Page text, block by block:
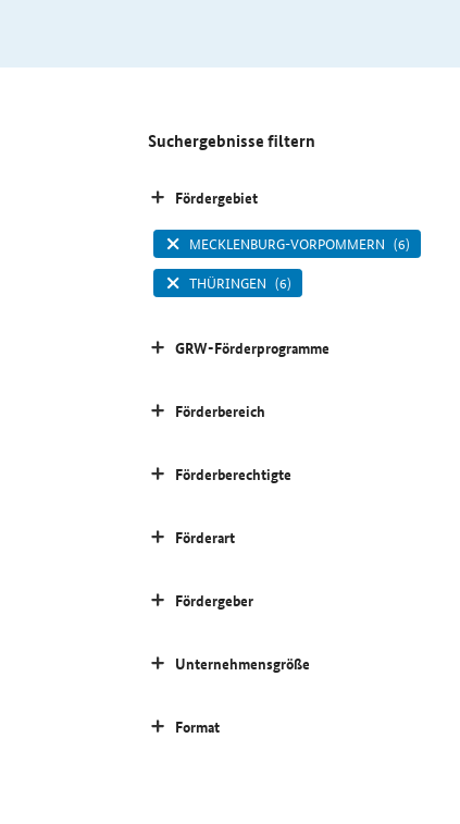
Suchergebnisse filtern
Fördergebiet
MECKLENBURG-VORPOMMERN (6)
THÜRINGEN (6)
GRW-Förderprogramme
Förderbereich
Förderberechtigte
Förderart
Fördergeber
Unternehmensgröße
Format